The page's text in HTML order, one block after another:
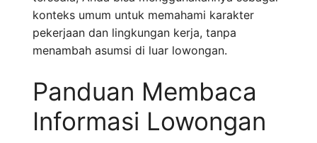
konteks umum untuk memahami karakter
pekerjaan dan lingkungan kerja, tanpa
menambah asumsi di luar lowongan.
Panduan Membaca
Informasi Lowongan